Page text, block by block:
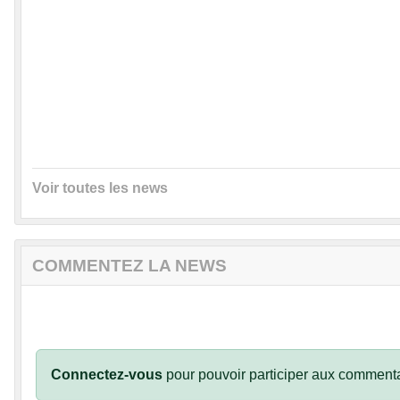
Voir toutes les news
COMMENTEZ LA NEWS
Connectez-vous pour pouvoir participer aux